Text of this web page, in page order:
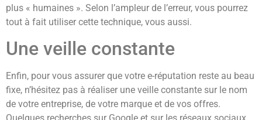
plus « humaines ». Selon l’ampleur de l’erreur, vous pourrez
tout à fait utiliser cette technique, vous aussi.
Une veille constante
Enfin, pour vous assurer que votre e-réputation reste au beau
fixe, n’hésitez pas à réaliser une veille constante sur le nom
de votre entreprise, de votre marque et de vos offres.